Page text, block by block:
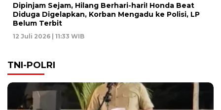
Dipinjam Sejam, Hilang Berhari-hari! Honda Beat
Diduga Digelapkan, Korban Mengadu ke Polisi, LP
Belum Terbit
12 Juli 2026 | 11:33 WIB
TNI-POLRI